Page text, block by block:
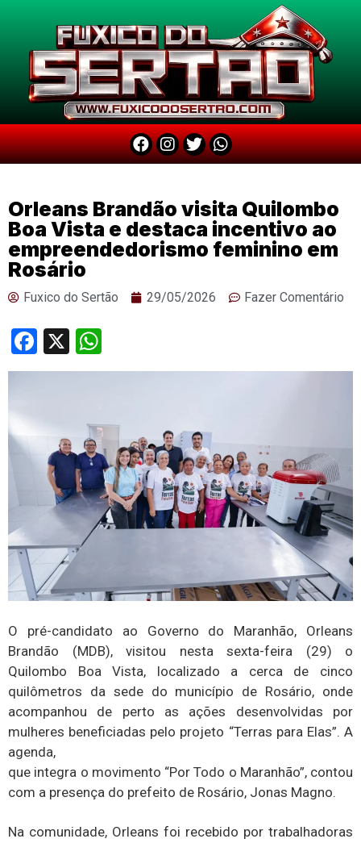
Orleans Brandão visita Quilombo
Boa Vista e destaca incentivo ao
empreendedorismo feminino em
Rosário
Fuxico do Sertão 29/05/2026 Fazer Comentário
Facebook
X
O pré-candidato ao Governo do Maranhão, Orleans
Brandão (MDB), visitou nesta sexta-feira (29) o
Quilombo Boa Vista, localizado a cerca de cinco
quilômetros da sede do município de Rosário, onde
acompanhou de perto as ações desenvolvidas por
mulheres beneficiadas pelo projeto “Terras para Elas”. A
agenda,
que integra o movimento “Por Todo o Maranhão”, contou
com a presença do prefeito de Rosário, Jonas Magno.
Na comunidade, Orleans foi recebido por trabalhadoras